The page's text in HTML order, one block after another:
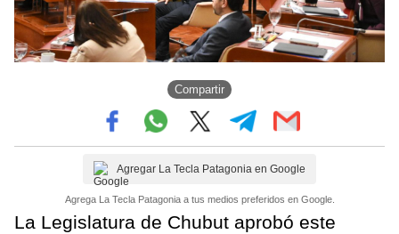
Compartir
Agregar La Tecla Patagonia en Google
Agrega La Tecla Patagonia a tus medios preferidos en Google.
La Legislatura de Chubut aprobó este